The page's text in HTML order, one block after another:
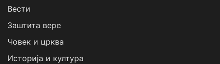
Вести
Заштита вере
Човек и црква
Историја и култура